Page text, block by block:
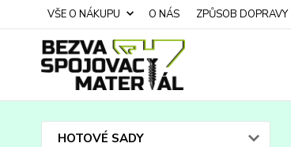
VŠE O NÁKUPU O NÁS ZPŮSOB DOPRAVY
HOTOVÉ SADY